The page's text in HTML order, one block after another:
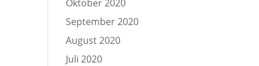
Oktober 2020
September 2020
August 2020
Juli 2020